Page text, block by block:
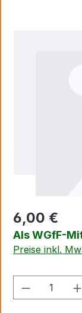
6,00 €
Als WGfF-
Preise inkl.
Produkt